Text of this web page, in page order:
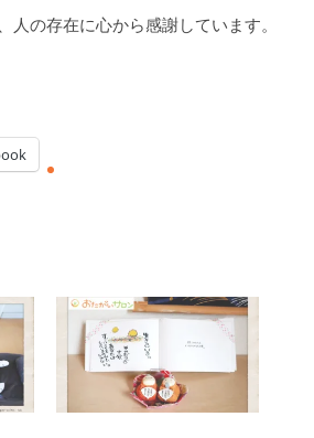
人の存在に心から感謝しています。